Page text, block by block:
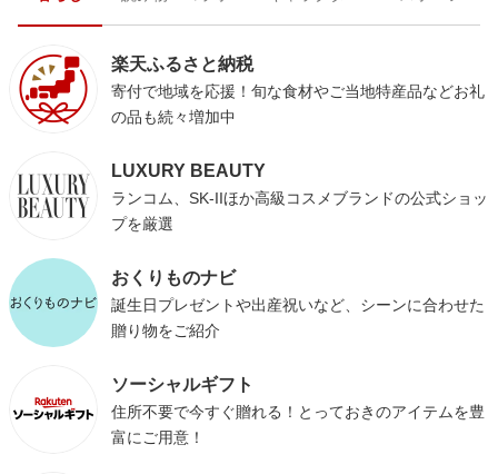
楽天ふるさと納税
寄付で地域を応援！旬な食材やご当地特産品などお礼
の品も続々増加中
LUXURY BEAUTY
ランコム、SK-IIほか高級コスメブランドの公式ショッ
プを厳選
おくりものナビ
誕生日プレゼントや出産祝いなど、シーンに合わせた
贈り物をご紹介
ソーシャルギフト
住所不要で今すぐ贈れる！とっておきのアイテムを豊
富にご用意！